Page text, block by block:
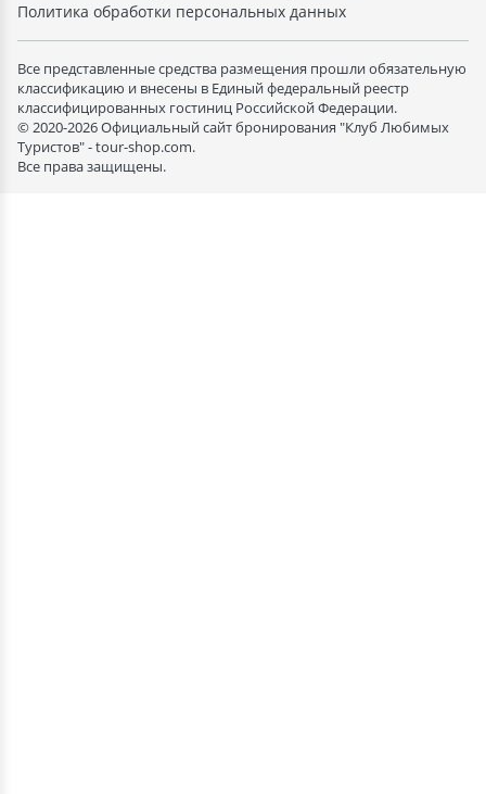
Политика обработки персональных данных
Все представленные средства размещения прошли обязательную
классификацию и внесены в Единый федеральный реестр
классифицированных гостиниц Российской Федерации.
© 2020-2026 Официальный сайт бронирования "Клуб Любимых
Туристов" - tour-shop.com.
Все права защищены.